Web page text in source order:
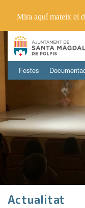
Festes
Actualitat
Mira aquí mateix el